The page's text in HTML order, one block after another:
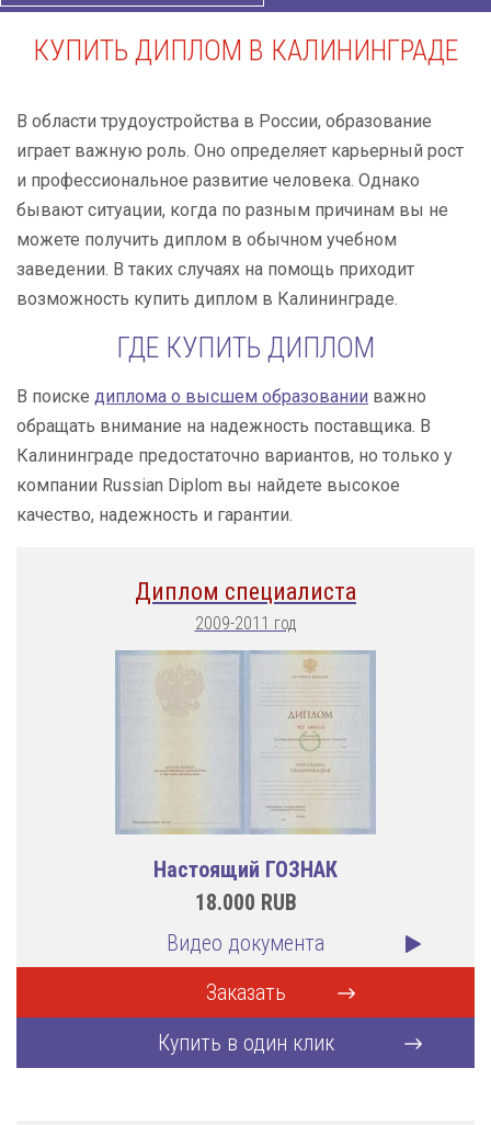
КУПИТЬ ДИПЛОМ В КАЛИНИНГРАДЕ
В области трудоустройства в России, образование
играет важную роль. Оно определяет карьерный рост
и профессиональное развитие человека. Однако
бывают ситуации, когда по разным причинам вы не
можете получить диплом в обычном учебном
заведении. В таких случаях на помощь приходит
возможность купить диплом в Калининграде.
ГДЕ КУПИТЬ ДИПЛОМ
В поиске диплома о высшем образовании важно
обращать внимание на надежность поставщика. В
Калининграде предостаточно вариантов, но только у
компании Russian Diplom вы найдете высокое
качество, надежность и гарантии.
Диплом специалиста
2009-2011 год
Настоящий ГОЗНАК
18.000 RUB
Видео документа
Заказать
Купить в один клик